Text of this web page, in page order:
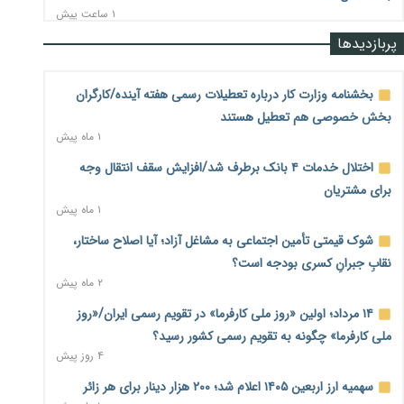
۱ ساعت پیش
نرخ سود بانکی در دوراهی تورم و رکود؛ بورس در انتظار تصمیم
۱ ساعت پیش
صادرات مرغ مازاد هنوز آغاز نشده است؛ چالش قیمت و
۱ ساعت پیش
شیر صنعتی چگونه تولید می‌شود؟ پاسخ مدیر کل استاندارد به
نسخه قطعه‌سازان برای سایپا؛ خروج دولت از مدیریت پیش از
۱ ساعت پیش
تجارت خارجی ایران در مسیر تسویه فرامرزی با رمزارز
یک سال پرچالش اینترنت/دولت چهاردهم از محدودیت به
پربازدیدها
بخشنامه وزارت کار درباره تعطیلات رسمی هفته آینده/کارگران
بخش خصوصی هم تعطیل هستند
۱ ماه پیش
اختلال خدمات ۴ بانک برطرف شد/افزایش سقف انتقال وجه
برای مشتریان
۱ ماه پیش
شوک قیمتی تأمین اجتماعی به مشاغل آزاد؛ آیا اصلاح ساختار،
نقابِ جبرانِ کسری بودجه است؟
۲ ماه پیش
۱۴ مرداد؛ اولین «روز ملی کارفرما» در تقویم رسمی ایران/«روز
ملی کارفرما» چگونه به تقویم رسمی کشور رسید؟
۴ روز پیش
سهمیه ارز اربعین ۱۴۰۵ اعلام شد؛ ۲۰۰ هزار دینار برای هر زائر